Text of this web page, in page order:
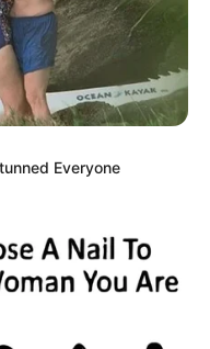
mit der
besten mehrere
Everyone